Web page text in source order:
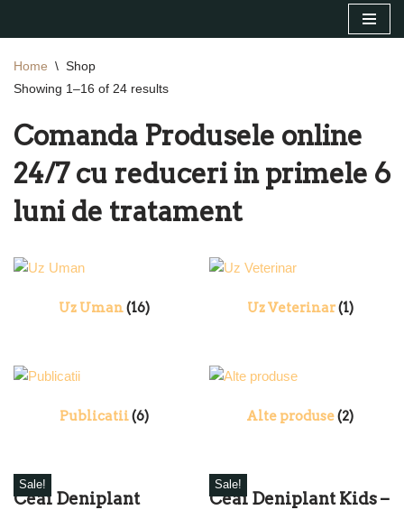
la
conținut
Home \ Shop
Showing 1–16 of 24 results
Comanda Produsele online
24/7 cu reduceri in primele 6
luni de tratament
Uz Uman(16) Uz Veterinar(1)
Publicatii(6) Alte produse(2)
Sale!
Ceai Deniplant
Sale!
Ceai Deniplant Kids –